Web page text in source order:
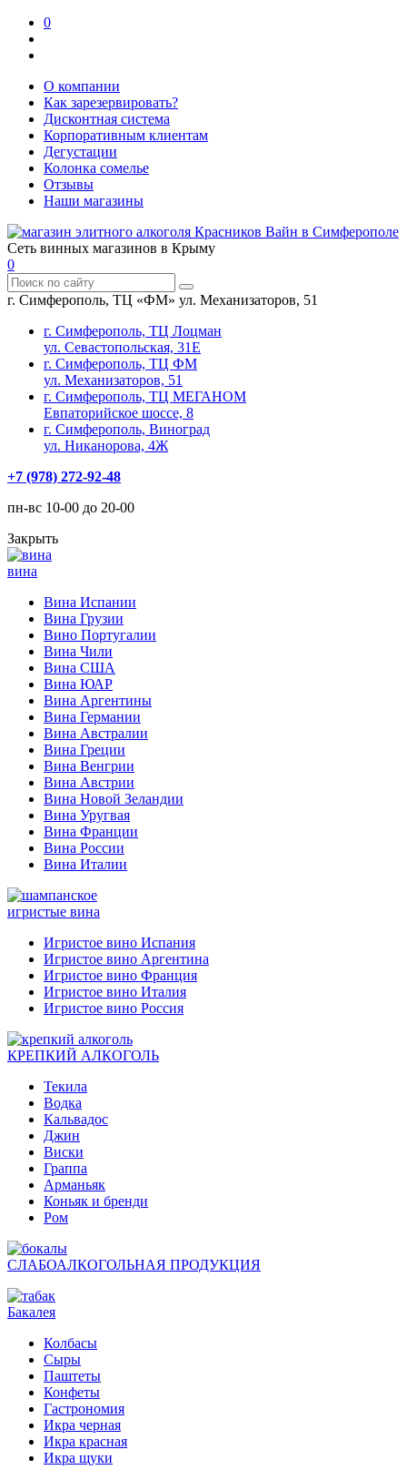
0
О компании
Как зарезервировать?
Дисконтная система
Корпоративным клиентам
Дегустации
Колонка сомелье
Отзывы
Наши магазины
Сеть винных магазинов в Крыму
0
г. Симферополь, ТЦ «ФМ» ул. Механизаторов, 51
г. Симферополь, ТЦ Лоцман
ул. Севастопольская, 31Е
г. Симферополь, ТЦ ФМ
ул. Механизаторов, 51
г. Симферополь, ТЦ МЕГАНОМ
Евпаторийское шоссе, 8
г. Симферополь, Виноград
ул. Никанорова, 4Ж
+7 (978) 272-92-48
пн-вс 10-00 до 20-00
Закрыть
вина
Вина Испании
Вина Грузии
Вино Португалии
Вина Чили
Вина США
Вина ЮАР
Вина Аргентины
Вина Германии
Вина Австралии
Вина Греции
Вина Венгрии
Вина Австрии
Вина Новой Зеландии
Вина Уругвая
Вина Франции
Вина России
Вина Италии
игристые вина
Игристое вино Испания
Игристое вино Аргентина
Игристое вино Франция
Игристое вино Италия
Игристое вино Россия
КРЕПКИЙ АЛКОГОЛЬ
Текила
Водка
Кальвадос
Джин
Виски
Граппа
Арманьяк
Коньяк и бренди
Ром
СЛАБОАЛКОГОЛЬНАЯ ПРОДУКЦИЯ
Бакалея
Колбасы
Сыры
Паштеты
Конфеты
Гастрономия
Икра черная
Икра красная
Икра щуки